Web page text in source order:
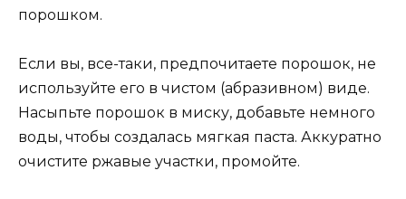
порошком.
Если вы, все-таки, предпочитаете порошок, не
используйте его в чистом (абразивном) виде.
Насыпьте порошок в миску, добавьте немного
воды, чтобы создалась мягкая паста. Аккуратно
очистите ржавые участки, промойте.